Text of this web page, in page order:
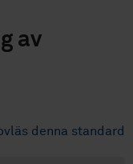
av
denna standard